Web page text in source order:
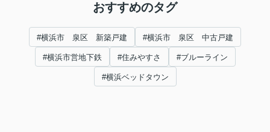
おすすめのタグ
#横浜市 泉区 新築戸建 #横浜市 泉区 中古戸建
#横浜市営地下鉄 #住みやすさ #ブルーライン
#横浜ベッドタウン